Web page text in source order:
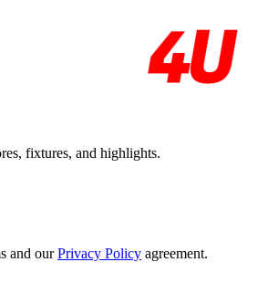
fixtures, and highlights.
and ourPrivacy Policy agreement.